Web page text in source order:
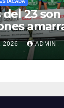
23 son
2026 ADMIN